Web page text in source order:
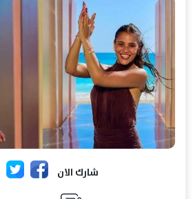
شارك الان